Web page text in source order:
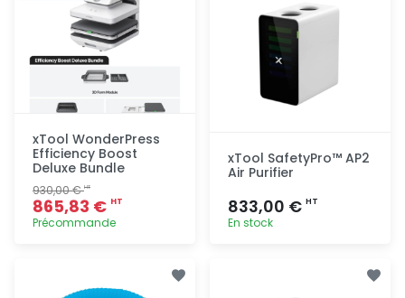
xTool WonderPress
Efficiency Boost
Deluxe Bundle
930,00 €HT
865,83 € HT
Précommande
xTool SafetyPro™ AP2
Air Purifier
833,00 € HT
En stock